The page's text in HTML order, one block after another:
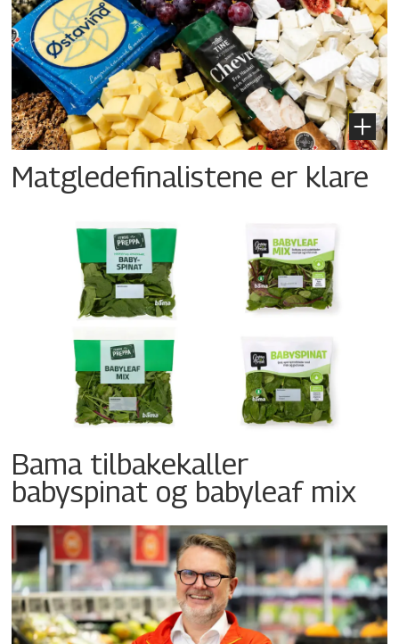
Matgledefinalistene er klare
Bama tilbakekaller
babyspinat og babyleaf mix